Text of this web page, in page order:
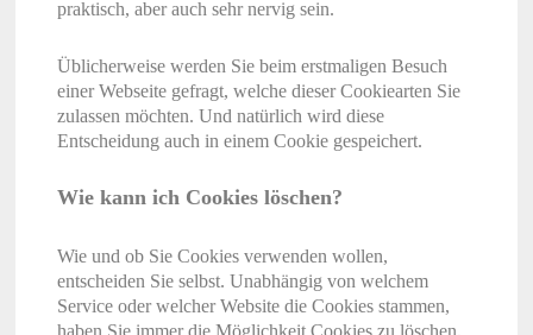
praktisch, aber auch sehr nervig sein.
Üblicherweise werden Sie beim erstmaligen Besuch
einer Webseite gefragt, welche dieser Cookiearten Sie
zulassen möchten. Und natürlich wird diese
Entscheidung auch in einem Cookie gespeichert.
Wie kann ich Cookies löschen?
Wie und ob Sie Cookies verwenden wollen,
entscheiden Sie selbst. Unabhängig von welchem
Service oder welcher Website die Cookies stammen,